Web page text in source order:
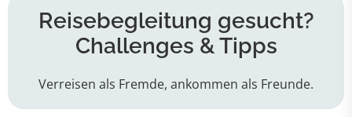
Reisebegleitung gesucht?
Challenges & Tipps
Verreisen als Fremde, ankommen als Freunde.